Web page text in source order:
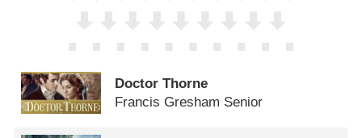
Doctor Thorne
Francis Gresham Senior